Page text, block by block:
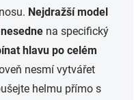
Nejdražší model
na specifický
hlavu po celém
nesmí vytvářet
helmu přímo s